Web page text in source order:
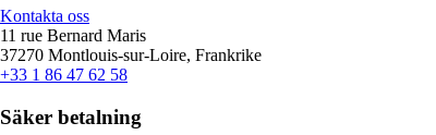
Kontakta oss
11 rue Bernard Maris
37270 Montlouis-sur-Loire, Frankrike
+33 1 86 47 62 58
Säker betalning